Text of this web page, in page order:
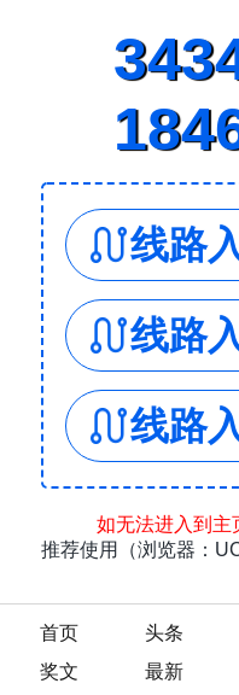
首页 头条
奖文
最新